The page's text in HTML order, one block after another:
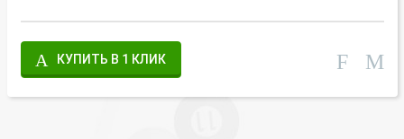
КУПИТЬ В 1 КЛИК